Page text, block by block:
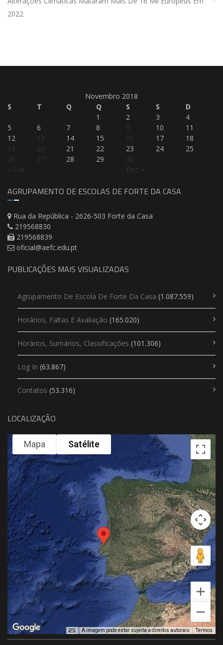
2022
Novembro 2018
S
T Q Q S S D
« Out Dez »
1 2 3
4
5
6 7 8 9 10
11
12
13 14 15 16 17
18
19
20 21 22 23 24
25
26
27 28 29 30
AGRUPAMENTO DE ESCOLAS DE FORTE DA CASA
Rua da República - 2626-503 Forte da Casa
219568830
219568839
oficial@aefc.edu.pt
PUBLICAÇÕES MAIS VISUALIZADAS
Agrupamento De Escola De Forte Da Casa (1.087.559)
Horários, Faltas E Avaliação (165.020)
Horários, Sumários, Classificações (101.306)
Log In (63.867)
Contatos (53.316)
LOCALIZAÇÃO
Mapa Satélite
A imagem pode estar sujeita a direitos autorais Termos